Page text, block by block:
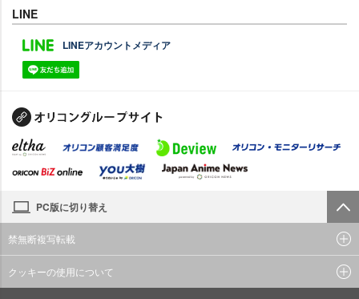
LINE
LINEアカウントメディア
PC版に切り替え
禁無断複写転載
クッキーの使用について